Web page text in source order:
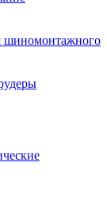
шиномонтажного